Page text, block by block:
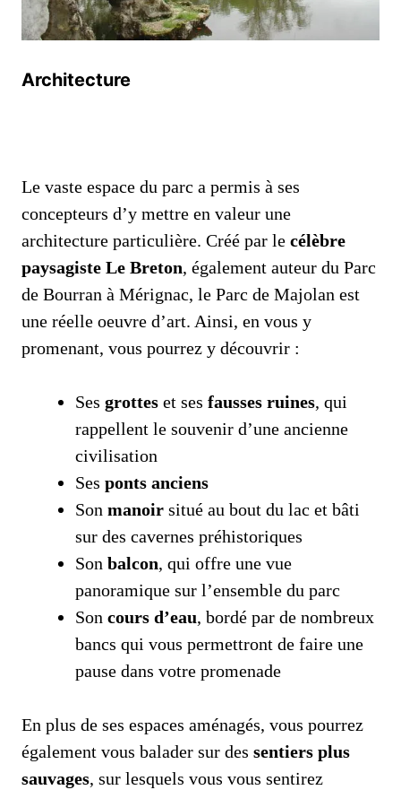
Architecture
Le vaste espace du parc a permis à ses
concepteurs d’y mettre en valeur une
architecture particulière. Créé par le célèbre
paysagiste Le Breton, également auteur du Parc
de Bourran à Mérignac, le Parc de Majolan est
une réelle oeuvre d’art. Ainsi, en vous y
promenant, vous pourrez y découvrir :
Ses grottes et ses fausses ruines, qui
rappellent le souvenir d’une ancienne
civilisation
Ses ponts anciens
Son manoir situé au bout du lac et bâti
sur des cavernes préhistoriques
Son balcon, qui offre une vue
panoramique sur l’ensemble du parc
Son cours d’eau, bordé par de nombreux
bancs qui vous permettront de faire une
pause dans votre promenade
En plus de ses espaces aménagés, vous pourrez
également vous balader sur des sentiers plus
sauvages, sur lesquels vous vous sentirez